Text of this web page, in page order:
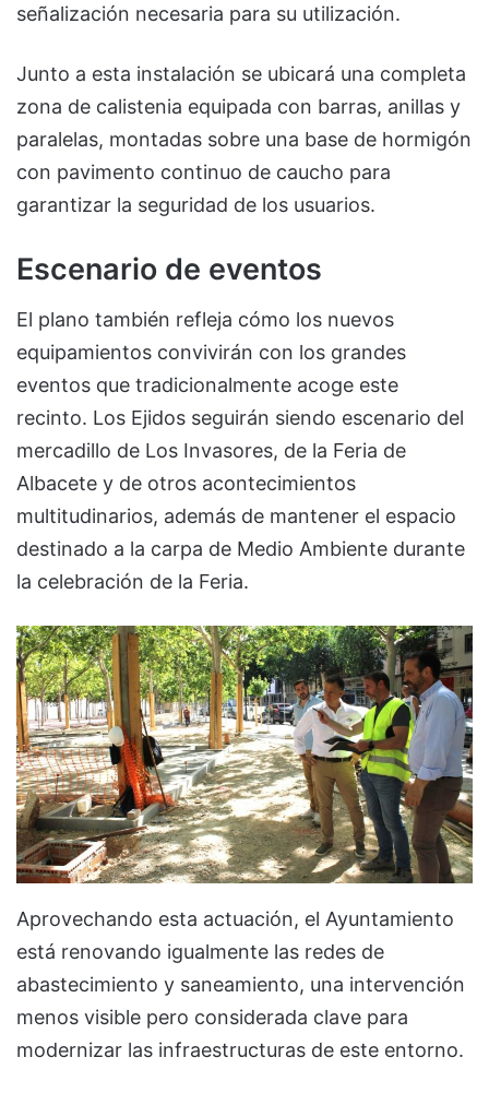
señalización necesaria para su utilización.
Junto a esta instalación se ubicará una completa
zona de calistenia equipada con barras, anillas y
paralelas, montadas sobre una base de hormigón
con pavimento continuo de caucho para
garantizar la seguridad de los usuarios.
Escenario de eventos
El plano también refleja cómo los nuevos
equipamientos convivirán con los grandes
eventos que tradicionalmente acoge este
recinto. Los Ejidos seguirán siendo escenario del
mercadillo de Los Invasores, de la Feria de
Albacete y de otros acontecimientos
multitudinarios, además de mantener el espacio
destinado a la carpa de Medio Ambiente durante
la celebración de la Feria.
Aprovechando esta actuación, el Ayuntamiento
está renovando igualmente las redes de
abastecimiento y saneamiento, una intervención
menos visible pero considerada clave para
modernizar las infraestructuras de este entorno.